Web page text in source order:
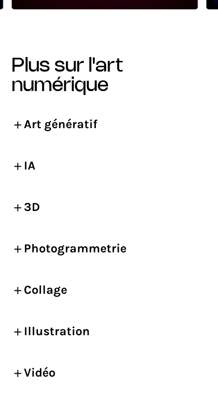
plus sur l'art
numérique
Art génératif
IA
3D
Photogrammetrie
Collage
Illustration
Vidéo